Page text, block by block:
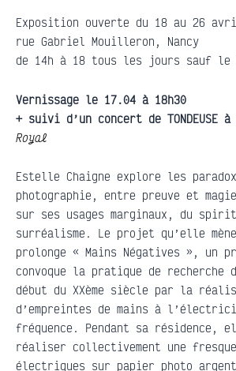
Exposition ouverte du 18 au 26
rue Gabriel Mouilleron, Nancy
de 14h à 18 tous les jours sauf le
Vernissage le 17.04 à 18h30
+ suivi d’un concert de TONDEUSE
Royal
Estelle Chaigne explore les
photographie, entre preuve et
sur ses usages marginaux, du
surréalisme. Le projet qu’elle
prolonge « Mains Négatives », un
convoque la pratique de recherche
début du XXème siècle par la
d’empreintes de mains à
fréquence. Pendant sa résidence,
réaliser collectivement une fresque
électriques sur papier photo